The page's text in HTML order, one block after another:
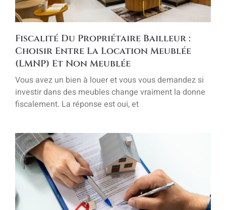
Fiscalité Du Propriétaire Bailleur :
Choisir Entre La Location Meublée
(LMNP) Et Non Meublée
Vous avez un bien à louer et vous vous demandez si
investir dans des meubles change vraiment la donne
fiscalement. La réponse est oui, et